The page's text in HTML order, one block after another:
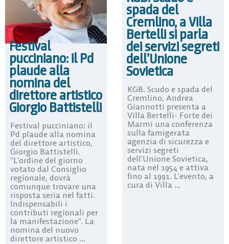
Festival
pucciniano: il Pd
plaude alla
nomina del
direttore artistico
Giorgio Battistelli
Festival pucciniano: il
Pd plaude alla nomina
del direttore artistico,
Giorgio Battistelli.
“L’ordine del giorno
votato dal Consiglio
regionale, dovrà
comunque trovare una
risposta seria nel fatti.
Indispensabili i
contributi regionali per
la manifestazione”. La
nomina del nuovo
direttore artistico ...
spada del
Cremlino, a Villa
Bertelli si parla
dei servizi segreti
dell’Unione
Sovietica
KGB. Scudo e spada del
Cremlino, Andrea
Giannotti presenta a
Villa Bertelli- Forte dei
Marmi una conferenza
sulla famigerata
agenzia di sicurezza e
servizi segreti
dell’Unione Sovietica,
nata nel 1954 e attiva
fino al 1991. L’evento, a
cura di Villa ...